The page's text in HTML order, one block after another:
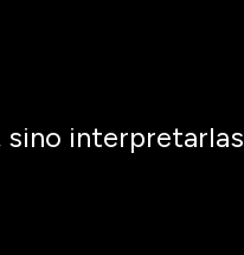
sino interpretarlas